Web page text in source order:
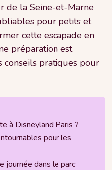
de la Seine-et-Marne
pour petits et
cette escapade en
préparation est
conseils pratiques pour
à Disneyland Paris ?
pour les
journée dans le parc